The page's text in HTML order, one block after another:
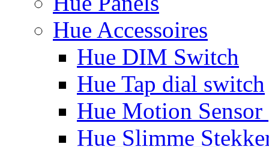
Hue Accessoires
Hue DIM Switch
Hue Tap dial switch
Hue Motion Sensor
Hue Slimme